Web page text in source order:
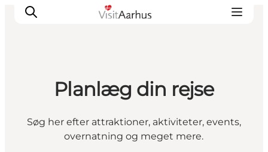
Oplevelser
Kalender
Byer og steder
Planlæg din rejse
Søg her efter attraktioner, aktiviteter, events,
overnatning og meget mere.